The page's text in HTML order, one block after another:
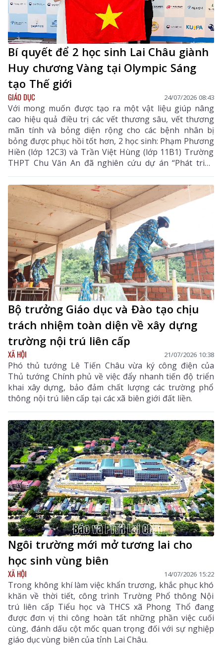
Bí quyết để 2 học sinh Lai Châu giành
Huy chương Vàng tại Olympic Sáng
tạo Thế giới
GIÁO DỤC 24/07/2026 08:43
Với mong muốn được tạo ra một vật liệu giúp nâng
cao hiệu quả điều trị các vết thương sâu, vết thương
mãn tính và bỏng diện rộng cho các bệnh nhân bị
bỏng được phục hồi tốt hơn, 2 học sinh: Phạm Phương
Hiền (lớp 12C3) và Trần Việt Hùng (lớp 11B1) Trường
THPT Chu Văn An đã nghiên cứu dự án “Phát triển
công nghệ làm liền vết thương thông minh bằng
màng hydrogel kết hợp với berberine và exosome từ
tế bào gốc trung mô dây rốn”. Dự án không chỉ chinh
phục Ban Giám khảo Cuộc thi Olympic Phát minh và
Sáng tạo Thế giới (WICO) 2026 tại Seoul (Hàn Quốc) để
giành Huy chương Vàng, mà còn đánh dấu lần đầu
tiên học sinh Lai Châu đạt thành tích cao nhất ở một
sân chơi khoa học - sáng tạo mang tầm quốc tế.
Bộ trưởng Giáo dục và Đào tạo chịu
trách nhiệm toàn diện về xây dựng
trường nội trú liên cấp
XÃ HỘI 21/07/2026 10:38
Phó thủ tướng Lê Tiến Châu vừa ký công điện của
Thủ tướng Chính phủ về việc đẩy nhanh tiến độ triển
khai xây dựng, bảo đảm chất lượng các trường phổ
thông nội trú liên cấp tại các xã biên giới đất liền.
Ngôi trường mới mở tương lai cho
học sinh vùng biên
XÃ HỘI 14/07/2026 15:22
Trong không khí làm việc khẩn trương, khắc phục khó
khăn về thời tiết, công trình Trường Phổ thông Nội
trú liên cấp Tiểu học và THCS xã Phong Thổ đang
được đơn vị thi công hoàn tất những phần việc cuối
cùng, đánh dấu cột mốc quan trọng đối với sự nghiệp
giáo dục vùng biên của tỉnh Lai Châu.